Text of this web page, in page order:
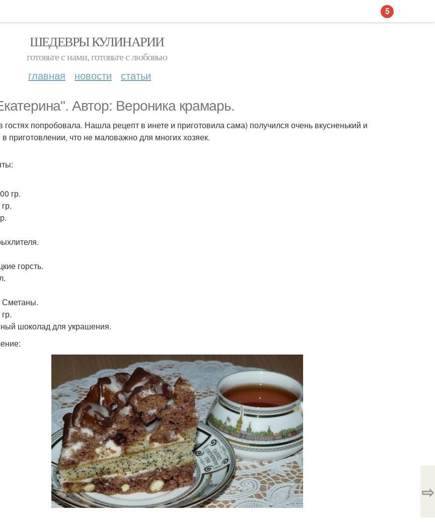
ШЕДЕВРЫ КУЛИНАРИИ
готовьте с нами, готовьте с любовью
главная новости статьи
Автор: Вероника крамарь.
гостях попробовала. Нашла рецепт в инете и приготовила сама) получился очень вкусненький и
приготовлении, что не маловажно для многих хозяек.
гр.
горсть.
Сметаны.
шоколад для украшения.
⇨
5